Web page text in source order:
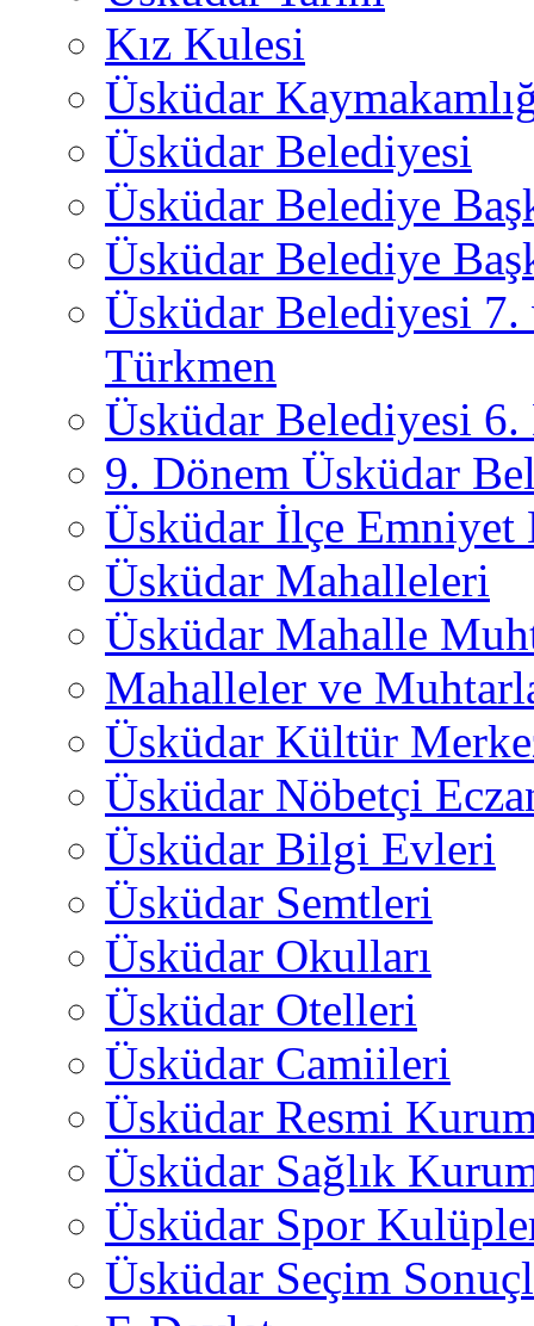
Kız Kulesi
Üsküdar
Üsküdar Belediyesi
Üsküdar Belediye
Üsküdar Belediye
Üsküdar Belediyesi
Türkmen
Üsküdar Belediyesi 6.
9. Dönem Üsküdar
Üsküdar İlçe
Üsküdar Mahalleleri
Üsküdar Mahalle
Mahalleler ve
Üsküdar Kültür
Üsküdar Nöbetçi
Üsküdar Bilgi Evleri
Üsküdar Semtleri
Üsküdar Okulları
Üsküdar Otelleri
Üsküdar Camiileri
Üsküdar Resmi
Üsküdar Sağlık
Üsküdar Spor
Üsküdar Seçim